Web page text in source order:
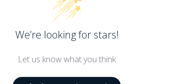
We’re looking for stars!
Let us know what you think